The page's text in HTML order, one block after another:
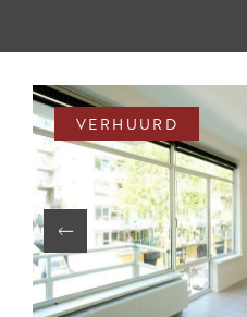
VERHUURD
Shortstay
Verkocht
Verhuurd
DIENSTEN
Aanhuur
Aankoop